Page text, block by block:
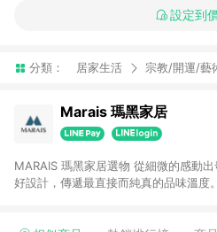
設定到
分類： 居家生活 宗教/開運/藝
Marais 瑪黑家居
MARAIS 瑪黑家居選物 從細微的感動
好設計，傳遞最直接而純真的品味溫度